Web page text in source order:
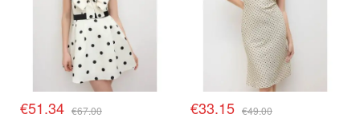
€51.34 €67.00 €33.15 €49.00